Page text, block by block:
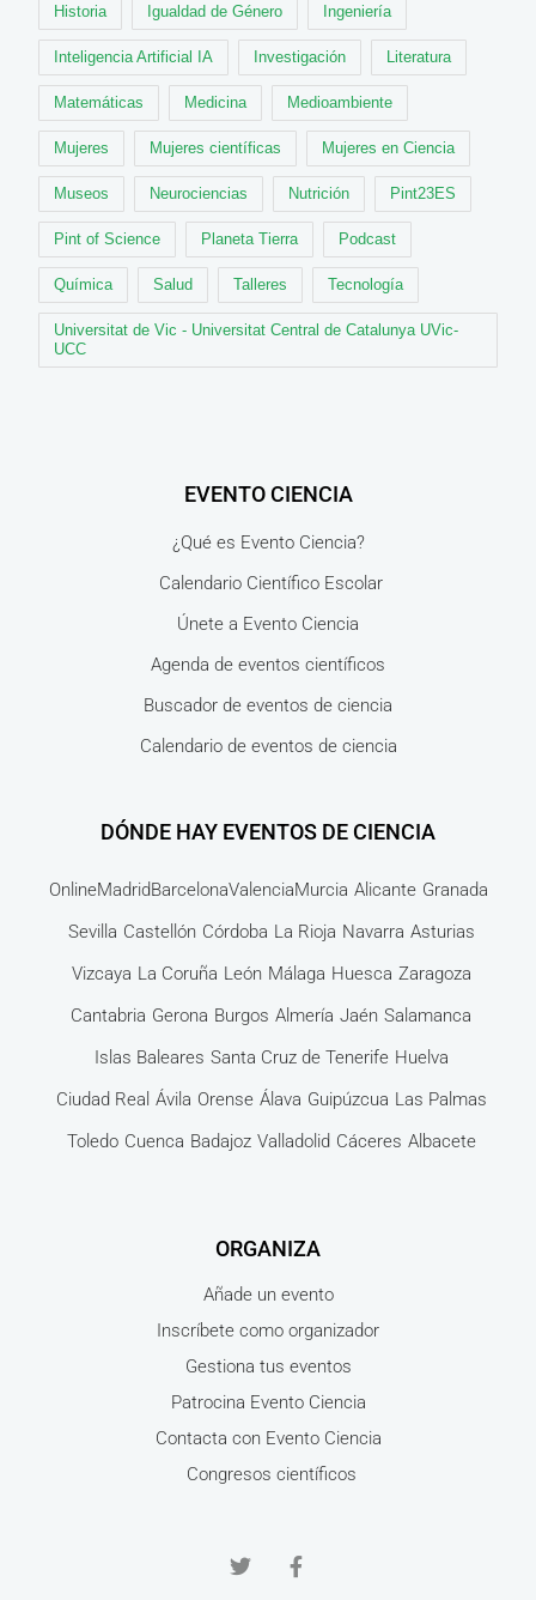
Historia Igualdad de Género Ingeniería
Inteligencia Artificial IA Investigación Literatura
Matemáticas Medicina Medioambiente
Mujeres Mujeres científicas Mujeres en Ciencia
Museos Neurociencias Nutrición Pint23ES
Pint of Science Planeta Tierra Podcast
Química Salud Talleres Tecnología
Universitat de Vic - Universitat Central de Catalunya UVic-
UCC
EVENTO CIENCIA
¿Qué es Evento Ciencia?
Calendario Científico Escolar
Únete a Evento Ciencia
Agenda de eventos científicos
Buscador de eventos de ciencia
Calendario de eventos de ciencia
DÓNDE HAY EVENTOS DE CIENCIA
OnlineMadridBarcelonaValenciaMurcia Alicante Granada
Sevilla Castellón Córdoba La Rioja Navarra Asturias
Vizcaya La Coruña León Málaga Huesca Zaragoza
Cantabria Gerona Burgos Almería Jaén Salamanca
Islas Baleares Santa Cruz de Tenerife Huelva
Ciudad Real Ávila Orense Álava Guipúzcua Las Palmas
Toledo Cuenca Badajoz Valladolid Cáceres Albacete
ORGANIZA
Añade un evento
Inscríbete como organizador
Gestiona tus eventos
Patrocina Evento Ciencia
Contacta con Evento Ciencia
Congresos científicos